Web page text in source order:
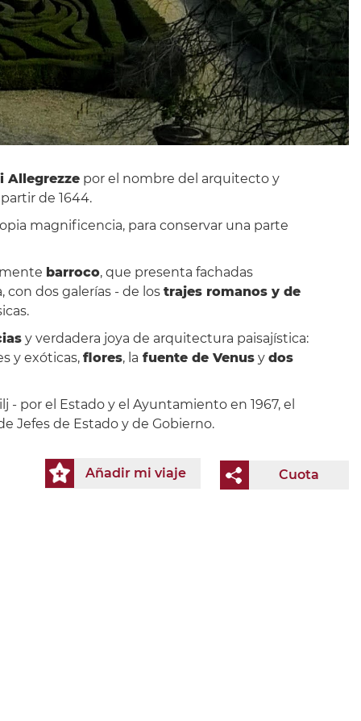
Allegrezzepor el nombre del arquitecto y
partir de 1644.
magnificencia, para conservar una parte
barroco, que presenta fachadas
dos galerías - de los trajes romanos y de
y verdadera joya de arquitectura paisajística:
y exóticas, flores, la fuente de Venusy dos
por el Estado y el Ayuntamiento en 1967, el
Jefes de Estado y de Gobierno.
Cuota
Añadir mi viaje